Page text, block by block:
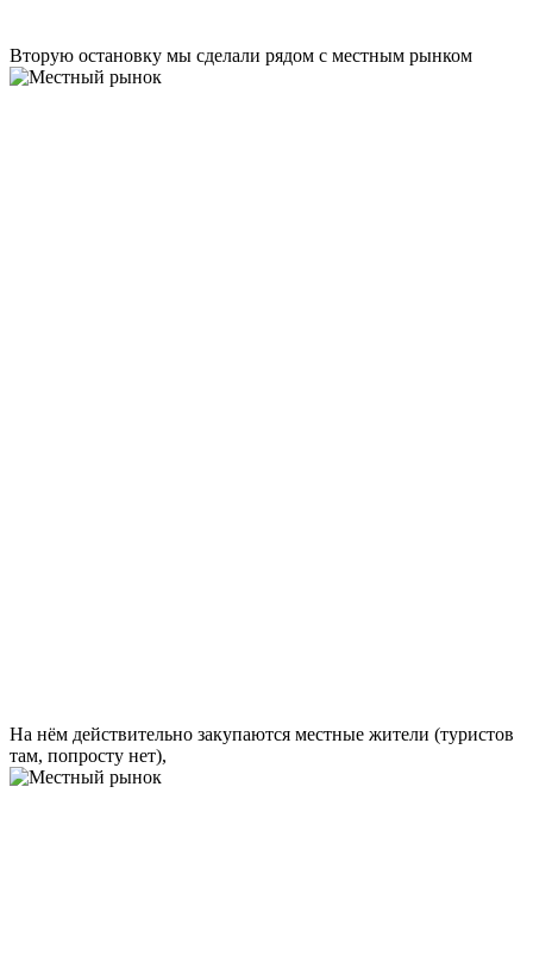
Вторую остановку мы сделали рядом с местным рынком
На нём действительно закупаются местные жители (туристов
там, попросту нет),